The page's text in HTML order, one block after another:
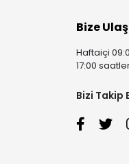
Bize
Haftaiçi
17:00
Bizi Takip